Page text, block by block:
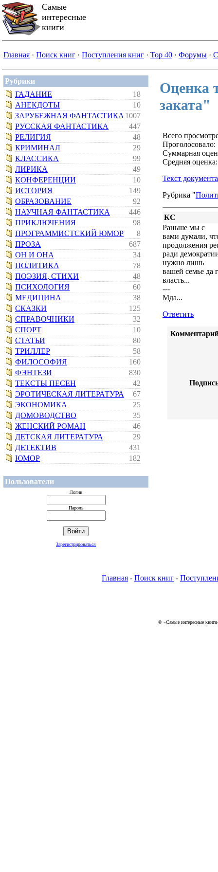
Самые
интересные
книги
Главная · Поиск книг · Поступления книг · Top 40 · Форумы ·
Рубрики
ГАДАНИЕ
18
АНЕКДОТЫ
10
ЗАРУБЕЖНАЯ ФАНТАСТИКА 1007
РУССКАЯ ФАНТАСТИКА
447
РЕЛИГИЯ
48
КРИМИНАЛ
29
КЛАССИКА
99
ЛИРИКА
49
КОНФЕРЕНЦИИ
10
ИСТОРИЯ
149
ОБРАЗОВАНИЕ
92
НАУЧНАЯ ФАНТАСТИКА
446
ПРИКЛЮЧЕНИЯ
98
ПРОГРАММИСТСКИЙ ЮМОР
8
ПРОЗА
687
ОН И ОНА
34
ПОЛИТИКА
78
ПОЭЗИЯ, СТИХИ
48
ПСИХОЛОГИЯ
60
МЕДИЦИНА
38
СКАЗКИ
125
СПРАВОЧНИКИ
32
СПОРТ
10
СТАТЬИ
80
ТРИЛЛЕР
58
ФИЛОСОФИЯ
160
ФЭНТЕЗИ
830
ТЕКСТЫ ПЕСЕН
42
ЭРОТИЧЕСКАЯ ЛИТЕРАТУРА
67
ЭКОНОМИКА
25
ДОМОВОДСТВО
35
ЖЕНСКИЙ РОМАН
46
ДЕТСКАЯ ЛИТЕРАТУРА
29
ДЕТЕКТИВ
431
ЮМОР
182
Пользователи
Логин
Пароль
Зарегистрироваться
Оценка
заката"
Всего
Проголосовало:
Суммарная
Средняя
Текст документа
Рубрика "
КС
Раньше мы с
вами думали,
продолжения
ради
нужно лишь
вашей семье да
власть...
---
Мда...
Ответить
Главная - Поиск книг -
© «Самые интересные